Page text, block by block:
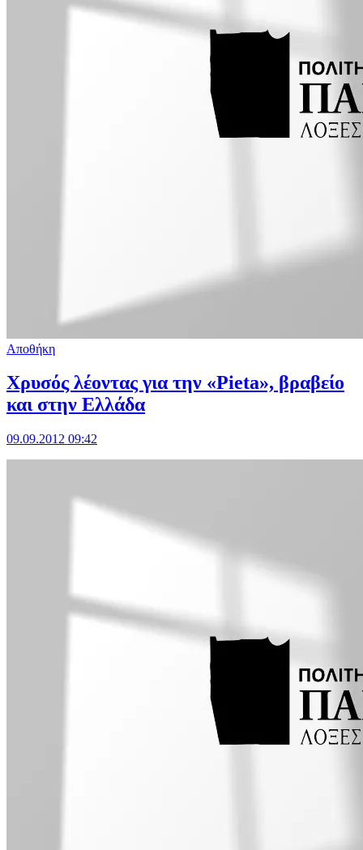
Αποθήκη
Χρυσός λέοντας για την «Pieta», βραβείο
και στην Ελλάδα
09.09.2012 09:42